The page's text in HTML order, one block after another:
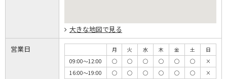
大きな地図で見る
営業日 月 火 水 木 金 土
日
09:00～12:00
◯ ◯ ◯ ◯ ◯ ◯
×
16:00～19:00
◯ ◯ ◯ ◯ ◯ ◯ ×